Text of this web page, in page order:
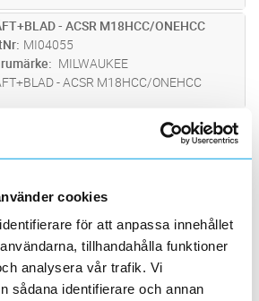
cookies
för att anpassa innehållet
tillhandahålla funktioner
analysera vår trafik. Vi
sådana identifierare och annan
Lägg i kundvagn
- ACSR M18HCC/ONEHCC
MI04055
MILWAUKEE
- ACSR M18HCC/ONEHCC
- ACSR M18HCC45
MILWAUKEE
Lägg i kundvagn
- GUY WIRE M18HCC /ONEHCC
MI04286
MILWAUKEE
- Guy Wire M18HCC /ONEHCC